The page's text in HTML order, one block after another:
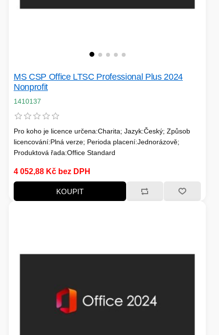
MS CSP Office LTSC Professional Plus 2024
Nonprofit
1410137
Pro koho je licence určena:Charita; Jazyk:Český; Způsob
licencování:Plná verze; Perioda placení:Jednorázově;
Produktová řada:Office Standard
4 052,88 Kč bez DPH
KOUPIT